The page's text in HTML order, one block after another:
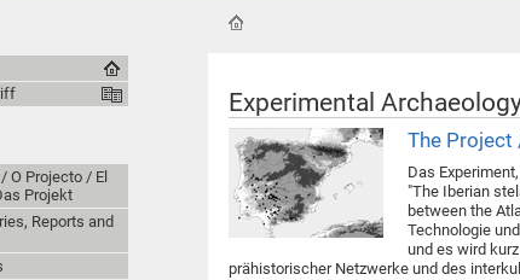
Experimental
The Project
Das
"The Iberian
between the
Technologie
und es wird
prähistorischer Netzwerke und des
O Projecto / El
Projekt
Reports and